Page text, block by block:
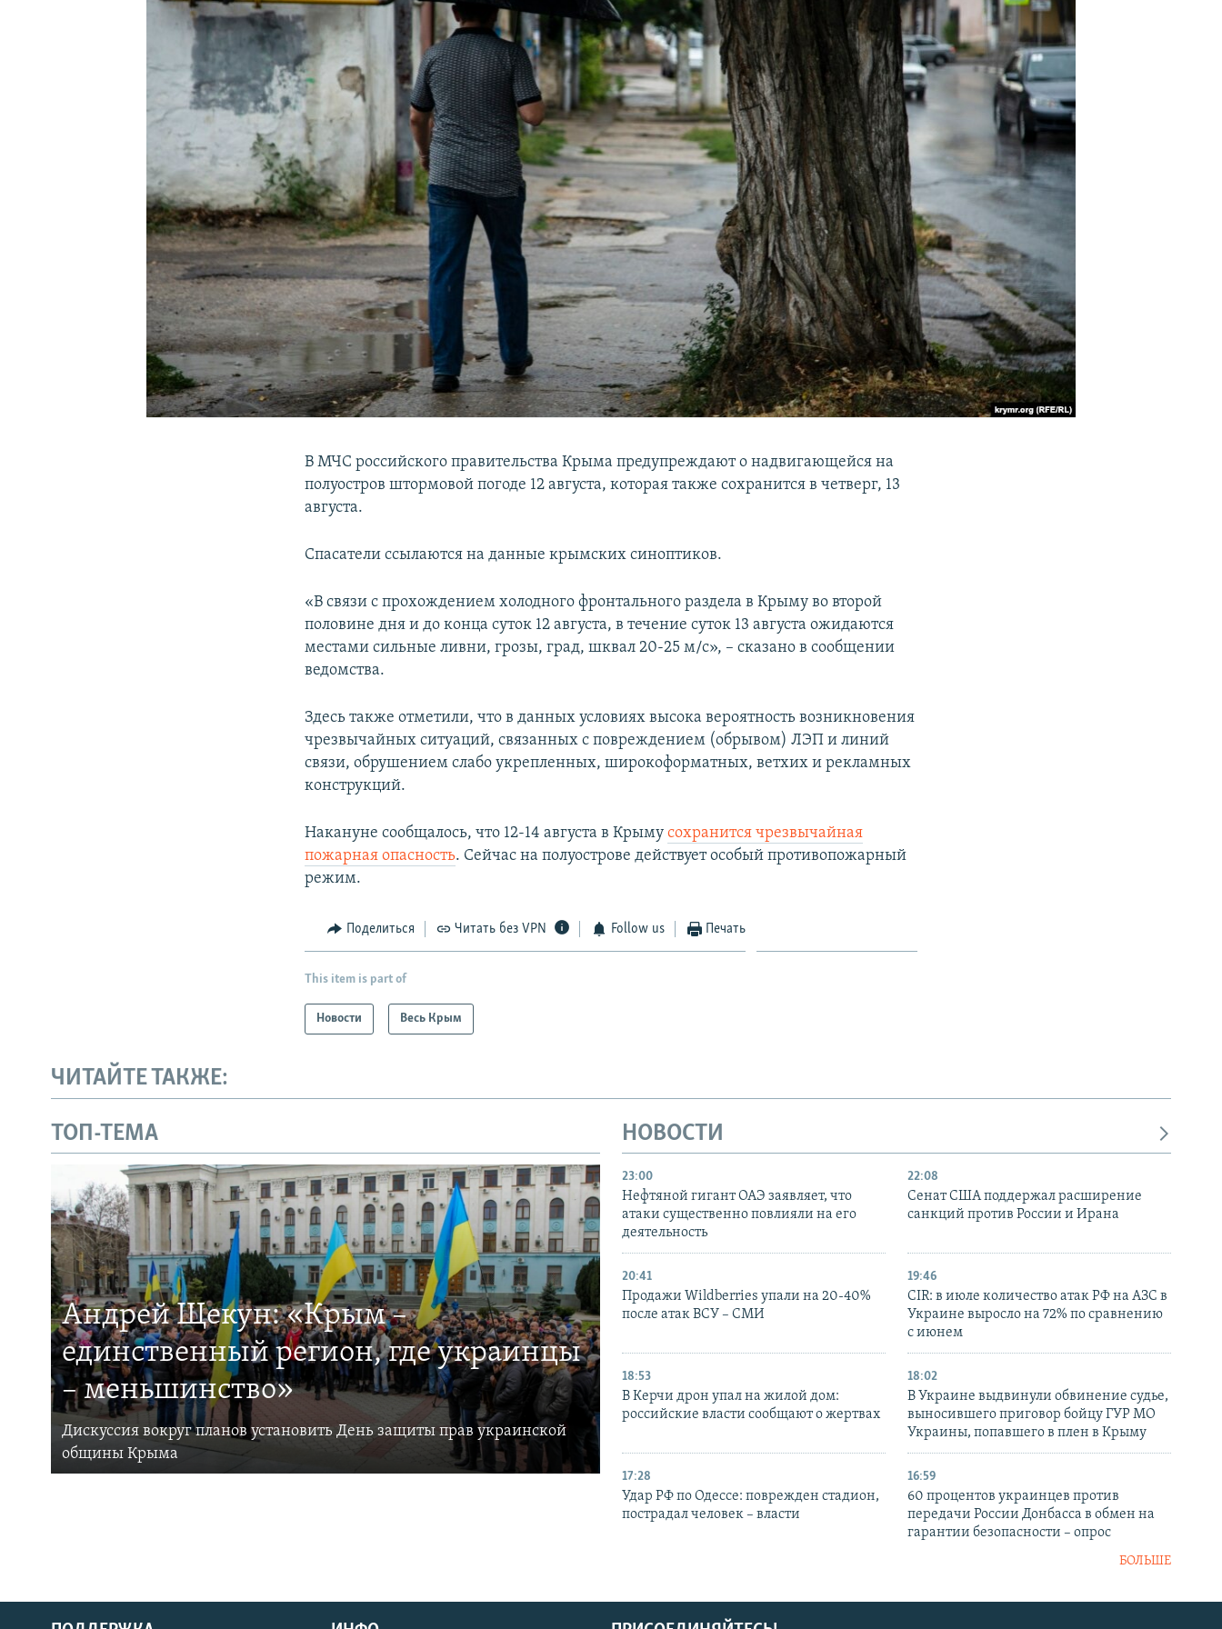
УКРАИНСКАЯ ПРОБЛЕМА КРЫМА
В МЧС российского правительства Крыма предупреждают о надвигающейся на
полуостров штормовой погоде 12 августа, которая также сохранится в четверг, 13
августа.
Спасатели ссылаются на данные крымских синоптиков.
«В связи с прохождением холодного фронтального раздела в Крыму во второй
половине дня и до конца суток 12 августа, в течение суток 13 августа ожидаются
местами сильные ливни, грозы, град, шквал 20-25 м/с», – сказано в сообщении
ведомства.
Здесь также отметили, что в данных условиях высока вероятность возникновения
чрезвычайных ситуаций, связанных с повреждением (обрывом) ЛЭП и линий
связи, обрушением слабо укрепленных, широкоформатных, ветхих и рекламных
конструкций.
Накануне сообщалось, что 12-14 августа в Крымусохранится чрезвычайная
пожарная опасность. Сейчас на полуострове действует особый противопожарный
режим.
Поделиться Читать без VPN Follow us Печать
This item is part of
Новости Весь Крым
ЧИТАЙТЕ ТАКЖЕ:
ТОП-ТЕМА
Андрей Щекун: «Крым –
единственный регион, где украинцы
– меньшинство»
Дискуссия вокруг планов установить День защиты прав украинской
общины Крыма
НОВОСТИ
23:00
Нефтяной гигант ОАЭ заявляет, что
атаки существенно повлияли на его
деятельность
22:08
Сенат США поддержал расширение
санкций против России и Ирана
20:41
Продажи Wildberries упали на 20-40%
после атак ВСУ – СМИ
19:46
CIR: в июле количество атак РФ на АЗС в
Украине выросло на 72% по сравнению
с июнем
18:53
В Керчи дрон упал на жилой дом:
российские власти сообщают о жертвах
18:02
В Украине выдвинули обвинение судье,
выносившего приговор бойцу ГУР МО
Украины, попавшего в плен в Крыму
17:28
Удар РФ по Одессе: поврежден стадион,
пострадал человек – власти
16:59
60 процентов украинцев против
передачи России Донбасса в обмен на
гарантии безопасности – опрос
БОЛЬШЕ